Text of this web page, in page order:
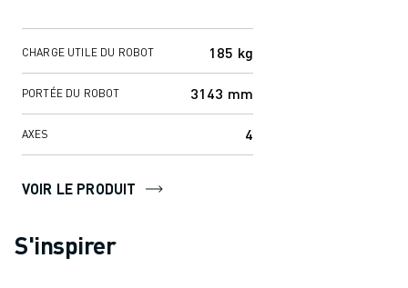
creux pou...
CHARGE UTILE DU ROBOT 185 kg
PORTÉE DU ROBOT 3143 mm
AXES 4
VOIR LE PRODUIT
S'inspirer